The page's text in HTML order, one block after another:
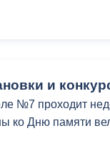
и
№7 проходит
ко Дню памяти